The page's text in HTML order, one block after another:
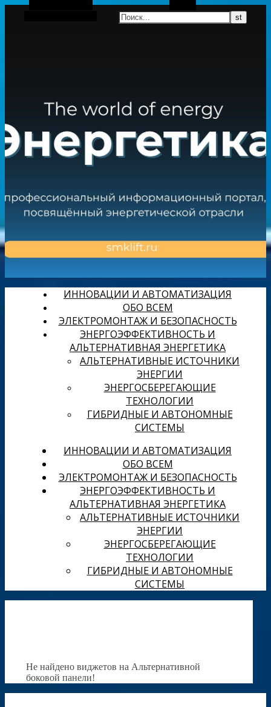
Боковая панель
ИННОВАЦИИ И АВТОМАТИЗАЦИЯ
ОБО ВСЕМ
ЭЛЕКТРОМОНТАЖ И БЕЗОПАСНОСТЬ
ЭНЕРГОЭФФЕКТИВНОСТЬ И
АЛЬТЕРНАТИВНАЯ ЭНЕРГЕТИКА
АЛЬТЕРНАТИВНЫЕ ИСТОЧНИКИ
ЭНЕРГИИ
ЭНЕРГОСБЕРЕГАЮЩИЕ
ТЕХНОЛОГИИ
ГИБРИДНЫЕ И АВТОНОМНЫЕ
СИСТЕМЫ
ИННОВАЦИИ И АВТОМАТИЗАЦИЯ
ОБО ВСЕМ
ЭЛЕКТРОМОНТАЖ И БЕЗОПАСНОСТЬ
ЭНЕРГОЭФФЕКТИВНОСТЬ И
АЛЬТЕРНАТИВНАЯ ЭНЕРГЕТИКА
АЛЬТЕРНАТИВНЫЕ ИСТОЧНИКИ
ЭНЕРГИИ
ЭНЕРГОСБЕРЕГАЮЩИЕ
ТЕХНОЛОГИИ
ГИБРИДНЫЕ И АВТОНОМНЫЕ
СИСТЕМЫ
Не найдено виджетов на Альтернативной
боковой панели!